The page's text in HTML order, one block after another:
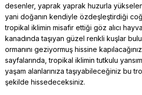
desenler, yaprak yaprak huzurla yükselen
yani doğanın kendiyle özdeşleştirdiği
tropikal iklimin misafir ettiği göz alıcı
kanadında taşıyan güzel renkli kuşlar
ormanını geziyormuş hissine
sayfalarında, tropikal iklimin tutkulu
yaşam alanlarınıza taşıyabileceğiniz bu
şekilde hissedeceksiniz.